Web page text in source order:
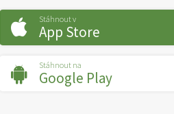
Stáhnout v
App Store
Stáhnout na
Google Play